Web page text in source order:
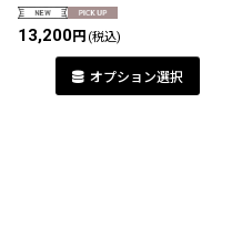
13,200円 (税込)
オプション選択